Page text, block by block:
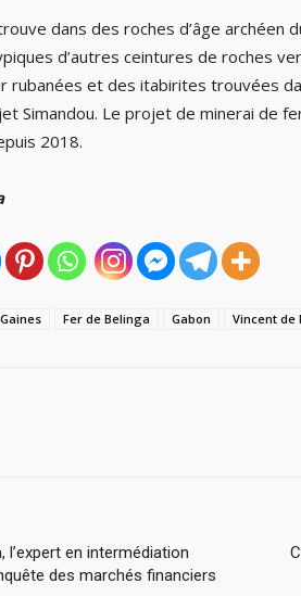
dans des roches d’âge archéen
d’autres ceintures de roches
rubanées et des itabirites trouvées
Simandou. Le projet de minerai de
2018.
Fer de Belinga Gabon Vincent de
l’expert en intermédiation
des marchés financiers